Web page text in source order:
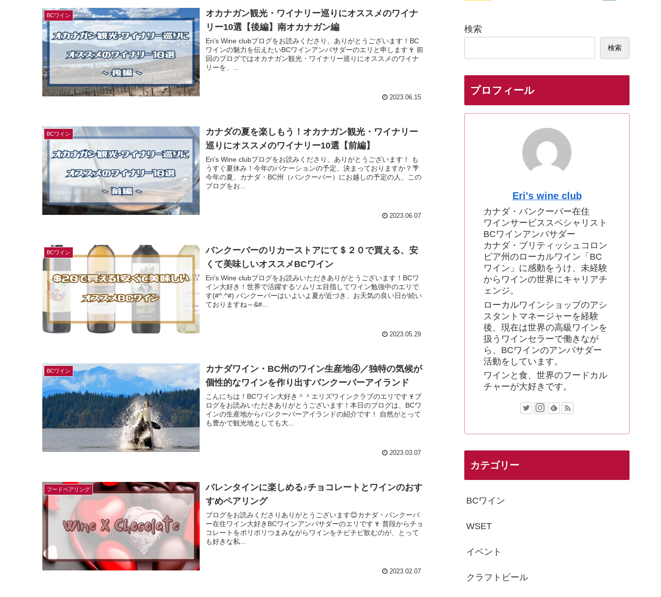
BCワイン
オカナガン観光・ワイナリー巡りにオススメのワイナ
リー10選【後編】南オカナガン編
Eri’s Wine clubブログをお読みくださり、ありがとうございます！BC
ワインの魅力を伝えたいBCワインアンバサダーのエリと申します🍷 前
回のブログではオカナガン観光・ワイナリー巡りにオススメのワイナ
リーを、...
2023.06.15
BCワイン
カナダの夏を楽しもう！オカナガン観光・ワイナリー
巡りにオススメのワイナリー10選【前編】
Eri’s Wine clubブログをお読みくださり、ありがとうございます！ も
うすぐ夏休み！今年のバケーションの予定、決まっておりますか？🌴
今年の夏、カナダ・BC州（バンクーバー）にお越しの予定の人、この
ブログをお...
2023.06.07
BCワイン
バンクーバーのリカーストアにて＄２０で買える、安
くて美味しいオススメBCワイン
Eri’s Wine clubブログをお読みいただきありがとうございます！BCワ
イン大好き！世界で活躍するソムリエ目指してワイン勉強中のエリで
す(#^.^#) バンクーバーはいよいよ夏が近づき、お天気の良い日が続い
ておりますね～&#...
2023.05.29
BCワイン
カナダワイン・BC州のワイン生産地④／独特の気候が
個性的なワインを作り出すバンクーバーアイランド
こんにちは！BCワイン大好き＾＾エリズワインクラブのエリです🍷ブ
ログをお読みいただきありがとうございます！本日のブログは、BCワ
インの生産地からバンクーバーアイランドの紹介です！ 自然がとって
も豊かで観光地としても大...
2023.03.07
フードペアリング
バレンタインに楽しめる♪チョコレートとワインのおす
すめペアリング
ブログをお読みくださりありがとうございます😊カナダ・バンクーバ
ー在住ワイン大好きBCワインアンバサダーのエリです🍷 普段からチョ
コレートをポリポリつまみながらワインをチビチビ飲むのが、とって
も好きな私...
2023.02.07
検索
検索
プロフィール
Eri's wine club
カナダ・バンクーバー在住
ワインサービススペシャリスト
BCワインアンバサダー
カナダ・ブリティッシュコロン
ビア州のローカルワイン「BC
ワイン」に感動をうけ、未経験
からワインの世界にキャリアチ
ェンジ。
ローカルワインショップのアシ
スタントマネージャーを経験
後、現在は世界の高級ワインを
扱うワインセラーで働きなが
ら、BCワインのアンバサダー
活動をしています。
ワインと食、世界のフードカル
チャーが大好きです。
カテゴリー
BCワイン
WSET
イベント
クラフトビール